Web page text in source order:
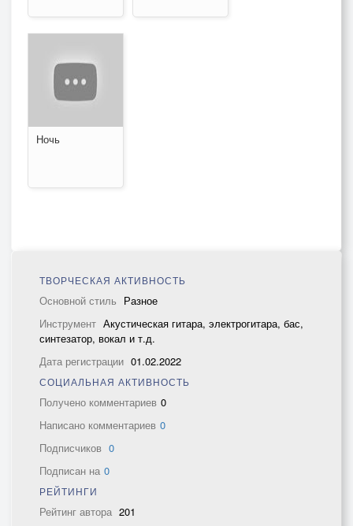
Ночь
ТВОРЧЕСКАЯ АКТИВНОСТЬ
Основной стиль Разное
Инструмент Акустическая гитара, электрогитара, бас,
синтезатор, вокал и т.д.
Дата регистрации 01.02.2022
СОЦИАЛЬНАЯ АКТИВНОСТЬ
Получено комментариев 0
Написано комментариев 0
Подписчиков 0
Подписан на 0
РЕЙТИНГИ
Рейтинг автора 201